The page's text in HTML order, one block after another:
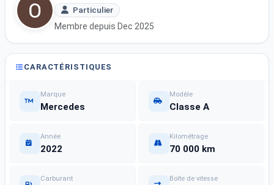
Particulier
Membre depuis Dec 2025
CARACTÉRISTIQUES
Marque
Mercedes
Modèle
Classe A
Année
2022
Kilométrage
70 000 km
Carburant Boîte de vitesse